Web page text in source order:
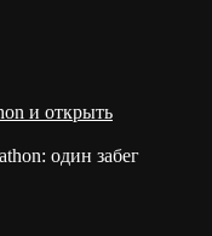
и открыть
один забег